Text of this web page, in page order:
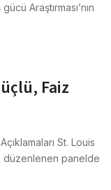
Araştırması’nın
Faiz
St. Louis
düzenlenen panelde